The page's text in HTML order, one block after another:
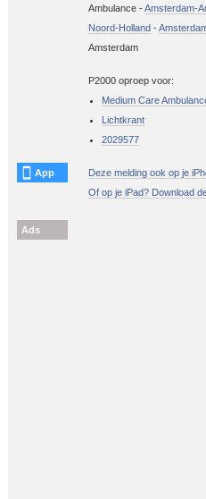
Ambulance -Amsterdam-
Noord-Holland -
Amsterdam
P2000 oproep voor:
Medium Care
Lichtkrant
2029577
App
Deze melding ook op je
Of op je iPad? Download
Ads